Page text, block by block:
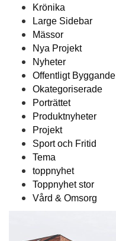
Krönika
Large Sidebar
Mässor
Nya Projekt
Nyheter
Offentligt Byggande
Okategoriserade
Porträttet
Produktnyheter
Projekt
Sport och Fritid
Tema
toppnyhet
Toppnyhet stor
Vård & Omsorg